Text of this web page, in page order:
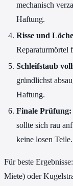
mechanisch
Haftung.
Risse und
Reparaturmörtel
Schleifstaub
gründlichst
Haftung.
Finale Prüfung:
sollte sich rau
keine losen Teile.
Für beste
Miete) oder